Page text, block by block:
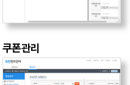
쿠폰관리